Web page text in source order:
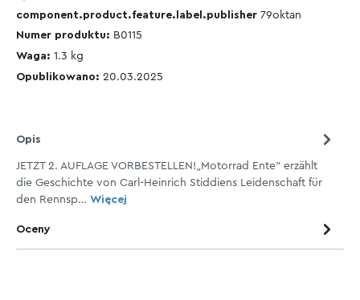
component.product.feature.label.publisher 79oktan
Numer produktu: B0115
Waga: 1.3 kg
Opublikowano: 20.03.2025
Opis
JETZT 2. AUFLAGE VORBESTELLEN!„Motorrad Ente“ erzählt
die Geschichte von Carl-Heinrich Stiddiens Leidenschaft für
den Rennsp… Więcej
Oceny